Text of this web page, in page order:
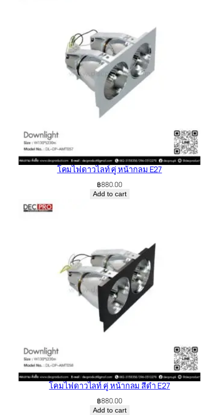
โคมไฟดาวไลท์ คู่ หน้ากลม E27
฿880.00
Add to cart
โคมไฟดาวไลท์ คู่ หน้ากลม สีดำ E27
฿880.00
Add to cart